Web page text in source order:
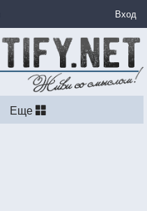
Вход
Еще